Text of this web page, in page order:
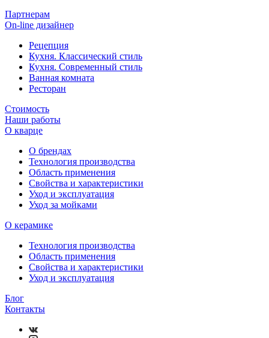
Партнерам
On-line дизайнер
Рецепция
Кухня. Классический стиль
Кухня. Современный стиль
Ванная комната
Ресторан
Стоимость
Наши работы
О кварце
О брендах
Технология производства
Область применения
Свойства и характеристики
Уход и эксплуатация
Уход за мойками
О керамике
Технология производства
Область применения
Свойства и характеристики
Уход и эксплуатация
Блог
Контакты